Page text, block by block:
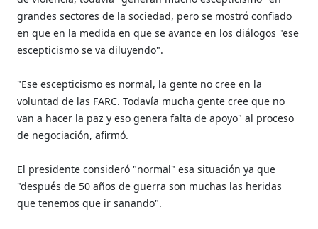
grandes sectores de la sociedad, pero se mostró confiado
en que en la medida en que se avance en los diálogos "ese
escepticismo se va diluyendo".
"Ese escepticismo es normal, la gente no cree en la
voluntad de las FARC. Todavía mucha gente cree que no
van a hacer la paz y eso genera falta de apoyo" al proceso
de negociación, afirmó.
El presidente consideró "normal" esa situación ya que
"después de 50 años de guerra son muchas las heridas
que tenemos que ir sanando".